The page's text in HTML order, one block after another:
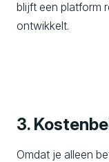
blijft een platform
ontwikkelt.
3.
Omdat je alleen